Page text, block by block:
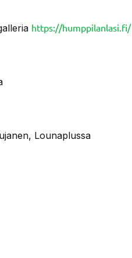
https://humppilanlasi.fi/
Lounaplussa